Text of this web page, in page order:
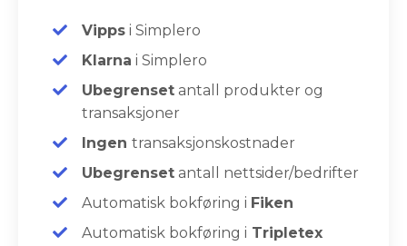
Vipps i Simplero
Klarna i Simplero
Ubegrenset antall produkter og
transaksjoner
Ingen transaksjonskostnader
Ubegrenset antall nettsider/bedrifter
Automatisk bokføring i Fiken
Automatisk bokføring i Tripletex